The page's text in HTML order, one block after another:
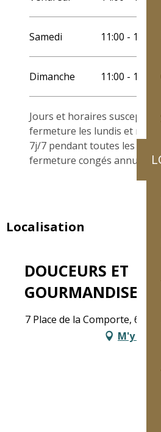
Samedi 11:00 - 19:00
Dimanche 11:00 - 19:00
Jours et horaires
fermeture les lundis et
7j/7 pendant toutes les
fermeture congés annuels :
Localisation
DOUCEURS ET
GOURMANDISES
7 Place de la Comporte,
M'y